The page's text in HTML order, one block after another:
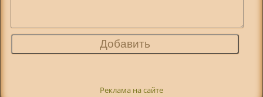
Реклама на сайте